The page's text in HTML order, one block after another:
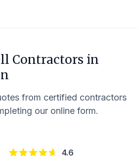
Contractors in
from certified contractors
our online form.
4.6